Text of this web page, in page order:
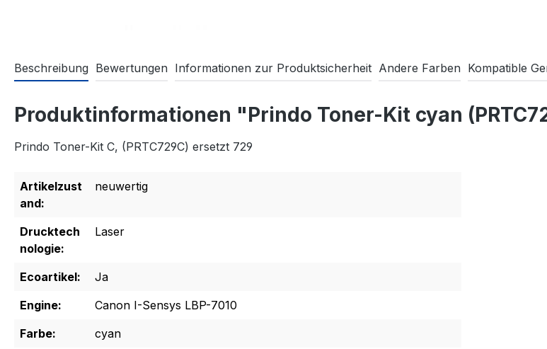
Beschreibung Bewertungen Informationen zur Produktsicherheit Andere Farben Kompatible
Produktinformationen "Prindo Toner-Kit cyan
Prindo Toner-Kit C, (PRTC729C) ersetzt 729
Artikelzust
and:
neuwertig
Drucktech
nologie:
Laser
Ecoartikel:
Ja
Engine:
Canon I-Sensys LBP-7010
Farbe:
cyan